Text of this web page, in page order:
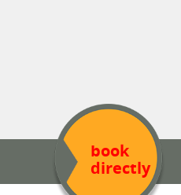
book
directly